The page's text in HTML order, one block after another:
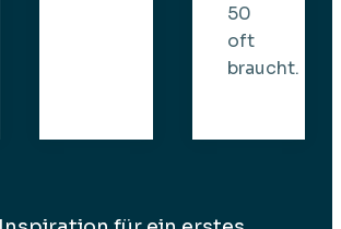
50
oft
braucht.